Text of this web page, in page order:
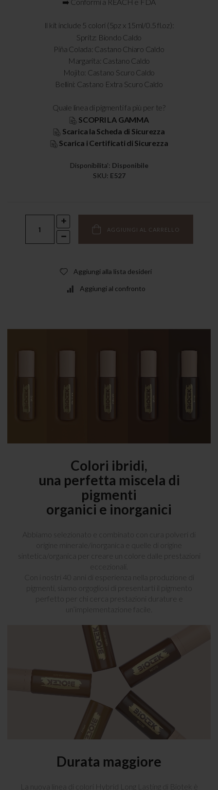
Il kit include 5 colori (5pz x 15ml/0.5 fl.oz):
Spritz: Biondo Caldo
Piña Colada: Castano Chiaro Caldo
Margarita: Castano Caldo
Mojito: Castano Scuro Caldo
Bellini: Castano Extra Scuro Caldo
Quale linea di pigmenti fa più per te?
SCOPRI LA GAMMA
Scarica la Scheda di Sicurezza
Scarica i Certificati di Sicurezza
Disponibilita': Disponibile
SKU E527
AGGIUNGI AL CARRELLO
Aggiungi alla lista desideri
Aggiungi al confronto
Colori ibridi,
una perfetta miscela di
pigmenti
organici e inorganici
Abbiamo selezionato e combinato con cura polveri di
origine minerale/inorganica e quelle di origine
sintetica/organica per creare un colore dalle prestazioni
eccezionali.
Con i nostri 40 anni di esperienza nella produzione di
pigmenti, siamo orgogliosi di presentarti il pigmento
perfetto per chi cerca prestazioni durature e
un’implementazione facile.
Durata maggiore
La nuova linea di colori Hybrid Long Lasting di Biotek è